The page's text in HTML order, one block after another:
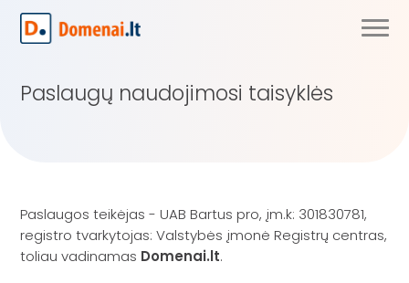
Paslaugų naudojimosi taisyklės
Paslaugos teikėjas - UAB Bartus pro, įm.k: 301830781,
registro tvarkytojas: Valstybės įmonė Registrų centras,
toliau vadinamas Domenai.lt.